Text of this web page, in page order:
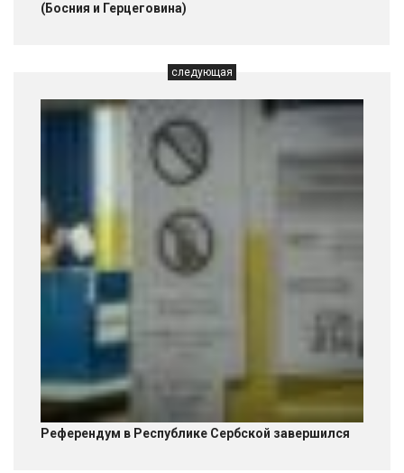
(Босния и Герцеговина)
следующая
Референдум в Республике Сербской завершился